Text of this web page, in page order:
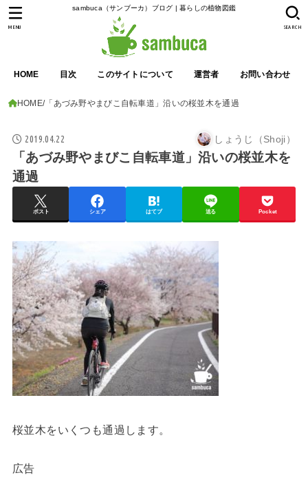
sambuca（サンブーカ）ブログ | 暮らしの植物図鑑
HOME 目次 このサイトについて 運営者 お問い合わせ
SEARCH
MENU
HOME 「あづみ野やまびこ自転車道」沿いの桜並木を通過
2019.04.22 しょうじ（Shoji）
「あづみ野やまびこ自転車道」沿いの桜並木を
通過
ポスト シェア はてブ 送る Pocket
桜並木をいくつも通過します。
広告